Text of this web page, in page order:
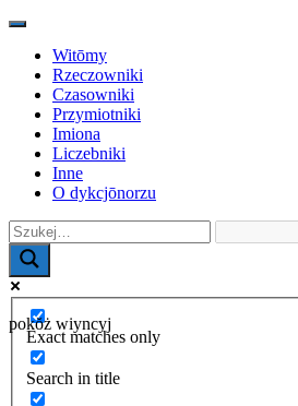
Toggle
navigationWitōmy
Rzeczowniki
Czasowniki
Przymiotniki
Imiona
Liczebniki
Inne
O dykcjōnorzu
pokŏż wiyncyj
Exact matches only
Search in title